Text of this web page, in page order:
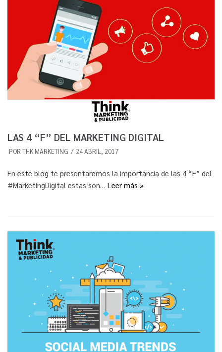
LAS 4 “F” DEL MARKETING DIGITAL
POR THK MARKETING 24 ABRIL, 2017
En este blog te presentaremos la importancia de las 4 “F” del
#MarketingDigital estas son… Leer más »